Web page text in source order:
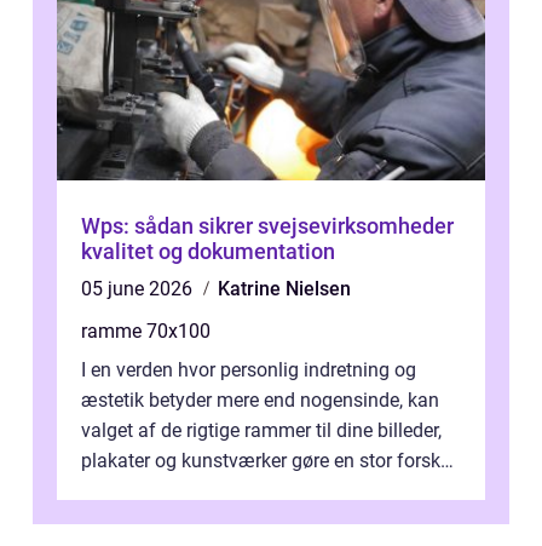
Wps: sådan sikrer svejsevirksomheder
kvalitet og dokumentation
05 june 2026
Katrine Nielsen
ramme 70x100
I en verden hvor personlig indretning og
æstetik betyder mere end nogensinde, kan
valget af de rigtige rammer til dine billeder,
plakater og kunstværker gøre en stor forskel.